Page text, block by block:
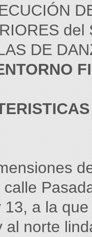
DE
13, a la
al norte